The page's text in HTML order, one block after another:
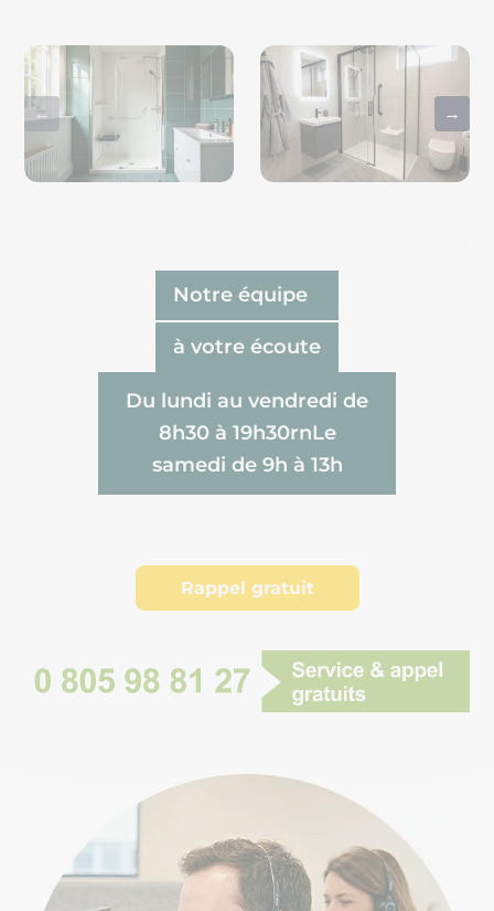
← →
Notre équipe
à votre écoute
Du lundi au vendredi de
8h30 à 19h30rnLe
samedi de 9h à 13h
Rappel gratuit